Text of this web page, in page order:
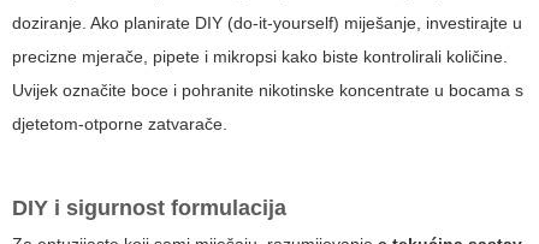
doziranje. Ako planirate DIY (do-it-yourself) miješanje, investirajte u
precizne mjerače, pipete i mikropsi kako biste kontrolirali količine.
Uvijek označite boce i pohranite nikotinske koncentrate u bocama s
djetetom-otporne zatvarače.
DIY i sigurnost formulacija